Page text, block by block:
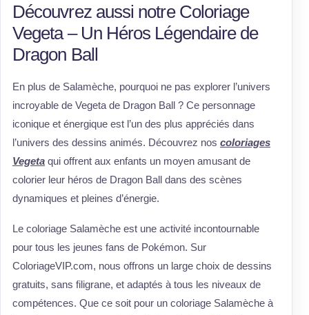
Découvrez aussi notre Coloriage
Vegeta – Un Héros Légendaire de
Dragon Ball
En plus de Salamèche, pourquoi ne pas explorer l’univers
incroyable de Vegeta de Dragon Ball ? Ce personnage
iconique et énergique est l’un des plus appréciés dans
l’univers des dessins animés. Découvrez nos coloriages
Vegeta qui offrent aux enfants un moyen amusant de
colorier leur héros de Dragon Ball dans des scènes
dynamiques et pleines d’énergie.
Le coloriage Salamèche est une activité incontournable
pour tous les jeunes fans de Pokémon. Sur
ColoriageVIP.com, nous offrons un large choix de dessins
gratuits, sans filigrane, et adaptés à tous les niveaux de
compétences. Que ce soit pour un coloriage Salamèche à